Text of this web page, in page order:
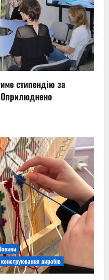
стипендію за
Оприлюднено
виробів